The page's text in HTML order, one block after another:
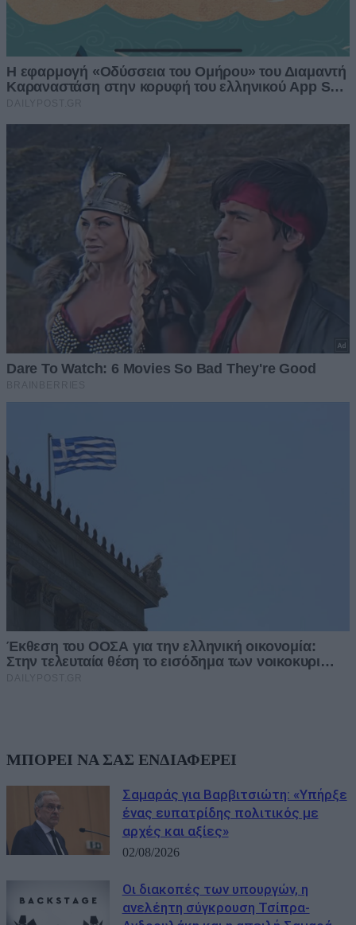
ΜΠΟΡΕΙ ΝΑ ΣΑΣ ΕΝΔΙΑΦΕΡΕΙ
Σαμαράς για Βαρβιτσιώτη: «Υπήρξε
ένας ευπατρίδης πολιτικός με
αρχές και αξίες»
02/08/2026
Οι διακοπές των υπουργών, η
ανελέητη σύγκρουση Τσίπρα-